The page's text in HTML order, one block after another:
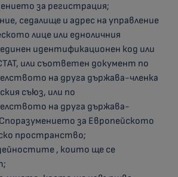
за регистрация;
седалище и адрес на управление
лице или едноличния
идентификационен код или
или съответен документ по
на друга държава-членка
съюз, или по
на друга държава-
за Европейското
пространство;
, които ще се